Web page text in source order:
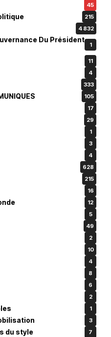
45
215
4 832
Du Président
1
11
4
333
105
17
29
1
3
4
628
215
16
12
5
49
2
10
4
8
6
2
1
3
du style 7